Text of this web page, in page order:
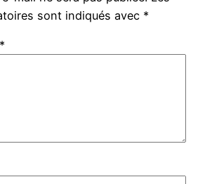
sont indiqués avec *
*